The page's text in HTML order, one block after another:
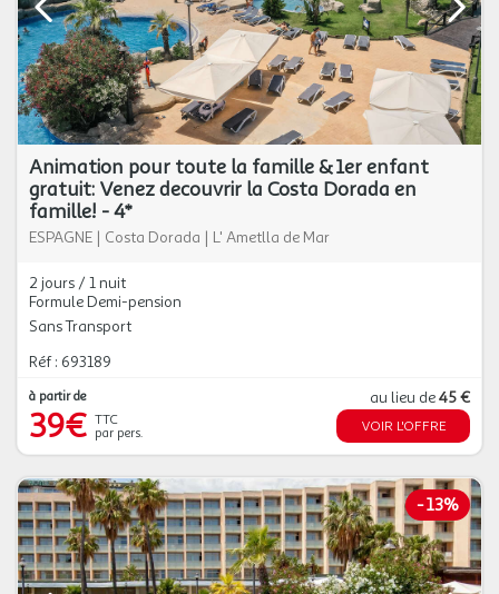
Animation pour toute la famille & 1er enfant
gratuit: Venez decouvrir la Costa Dorada en
famille! - 4*
ESPAGNE | Costa Dorada | L' Ametlla de Mar
2 jours / 1 nuit
Formule Demi-pension
Sans Transport
Réf : 693189
à partir de
39€ TTC
par pers.
au lieu de45 €
VOIR L'OFFRE
-13%